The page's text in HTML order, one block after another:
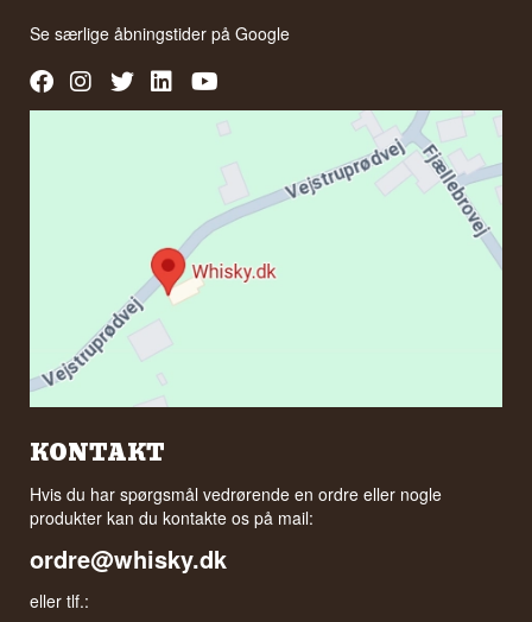
Se særlige åbningstider påGoogle
KONTAKT
Hvis du har spørgsmål vedrørende en ordre eller nogle
produkter kan du kontakte os på mail:
ordre@whisky.dk
eller tlf.: